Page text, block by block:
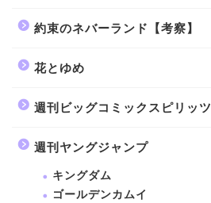
約束のネバーランド【考察】
花とゆめ
週刊ビッグコミックスピリッツ
週刊ヤングジャンプ
キングダム
ゴールデンカムイ